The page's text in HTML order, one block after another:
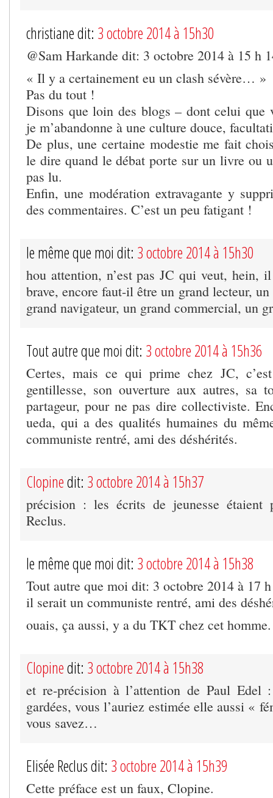
christiane dit: 3 octobre 2014 à 15h30
@Sam Harkande dit: 3 octobre 2014 à 15 h
« Il y a certainement eu un clash sévère… »
Pas du tout !
Disons que loin des blogs – dont celui que
je m’abandonne à une culture douce,
De plus, une certaine modestie me fait
le dire quand le débat porte sur un livre ou
pas lu.
Enfin, une modération extravagante y
des commentaires. C’est un peu fatigant !
le même que moi dit: 3 octobre 2014 à 15h30
hou attention, n’est pas JC qui veut, hein,
brave, encore faut-il être un grand lecteur,
grand navigateur, un grand commercial, un
Tout autre que moi dit: 3 octobre 2014 à 15h36
Certes, mais ce qui prime chez JC,
gentillesse, son ouverture aux autres, sa
partageur, pour ne pas dire collectiviste.
ueda, qui a des qualités humaines du
communiste rentré, ami des déshérités.
Clopinedit: 3 octobre 2014 à 15h37
précision : les écrits de jeunesse étaient
Reclus.
le même que moi dit: 3 octobre 2014 à 15h38
Tout autre que moi dit: 3 octobre 2014 à 17
il serait un communiste rentré, ami des
ouais, ça aussi, y a du TKT chez cet homme.
Clopinedit: 3 octobre 2014 à 15h38
et re-précision à l’attention de Paul Edel
gardées, vous l’auriez estimée elle aussi «
vous savez…
Elisée Reclus dit: 3 octobre 2014 à 15h39
Cette préface est un faux, Clopine.